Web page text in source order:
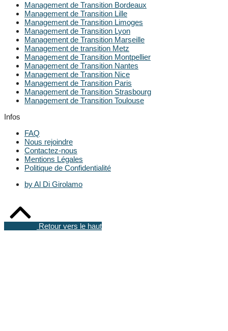
Management de Transition Bordeaux
Management de Transition Lille
Management de Transition Limoges
Management de Transition Lyon
Management de Transition Marseille
Management de transition Metz
Management de Transition Montpellier
Management de Transition Nantes
Management de Transition Nice
Management de Transition Paris
Management de Transition Strasbourg
Management de Transition Toulouse
Infos
FAQ
Nous rejoindre
Contactez-nous
Mentions Légales
Politique de Confidentialité
by Al Di Girolamo
Retour vers le haut